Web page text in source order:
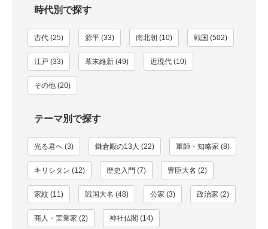
時代別で探す
古代 (25) 源平 (33) 南北朝 (10) 戦国 (502)
江戸 (33) 幕末維新 (49) 近現代 (10)
その他 (20)
テーマ別で探す
光る君へ (3) 鎌倉殿の13人 (22) 軍師・知略家 (8)
キリシタン (12) 歴史入門 (7) 豊臣大名 (2)
家紋 (11) 戦国大名 (48) 公家 (3) 政治家 (2)
商人・実業家 (2) 神社仏閣 (14)